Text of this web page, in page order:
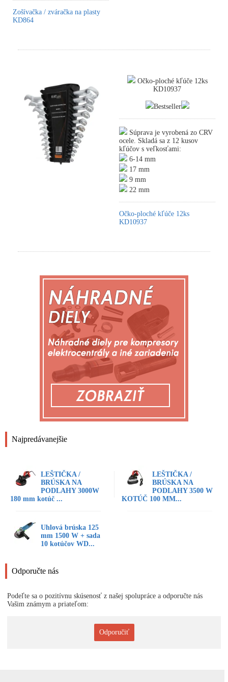
Najpredávanejšie
LEŠTIČKA /
BRÚSKA NA
PODLAHY 3000W
180 mm kotúč ...
LEŠTIČKA /
BRÚSKA NA
PODLAHY 3500 W
KOTÚČ 100 MM...
Uhlová brúska 125
mm 1500 W + sada
10 kotúčov WD...
Odporučte nás
Podeľte sa o pozitívnu skúsenosť z našej spolupráce a odporučte nás
Vašim známym a priateľom:
Odporučiť
Zošívačka / zváračka na plasty
KD864
Očko-ploché kľúče 12ks
KD10937
Bestseller
Súprava je vyrobená zo CRV
ocele. Skladá sa z 12 kusov
kľúčov s veľkosťami:
6-14 mm
17 mm
9 mm
22 mm
Očko-ploché kľúče 12ks
KD10937